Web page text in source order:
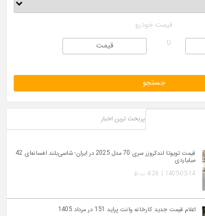
قیمت خودرو
تا
پربحث ترین اخبار
قیمت تویوتا لندکروزر سری 70 مدل 2025 در ایران؛ شاسی‌بلند افسانه‌ای 42
میلیاردی
1405-05-14 | 4:26 ب.ظ
اعلام قیمت جدید کارخانه وانت پراید 151 در مرداد 1405